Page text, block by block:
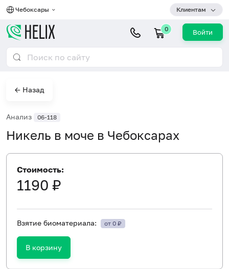
Чебоксары Клиентам
0 Войти
← Назад
Анализ 06-118
Никель в моче в Чебоксарах
Стоимость:
1190 ₽
Взятие биоматериала: от 0 ₽
В корзину